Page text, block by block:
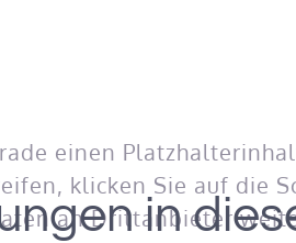
einen
klicken Sie auf die
an Drittanbieter
in